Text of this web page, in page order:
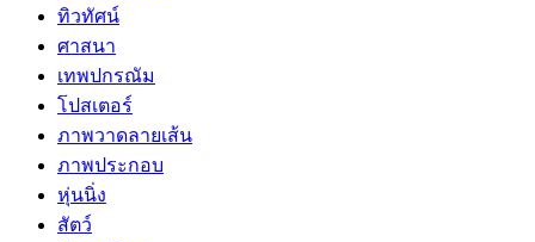
ทิวทัศน์
ศาสนา
เทพปกรณัม
โปสเตอร์
ภาพวาดลายเส้น
ภาพประกอบ
หุ่นนิ่ง
สัตว์